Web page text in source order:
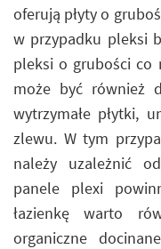
oferują płyty o
w przypadku pleksi
pleksi o grubości co
może być również
wytrzymałe płytki,
zlewu. W tym
należy uzależnić
panele plexi
łazienkę warto
organiczne